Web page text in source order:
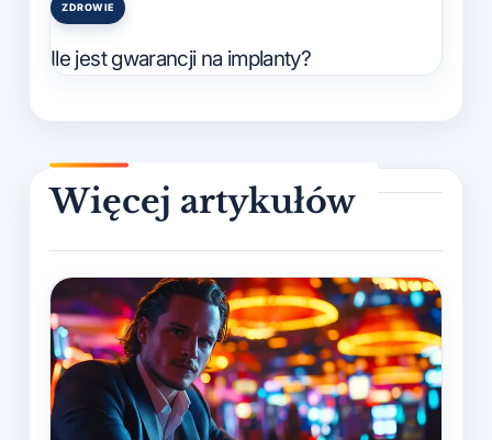
Posted
ZDROWIE
Ile jest gwarancji na implanty?